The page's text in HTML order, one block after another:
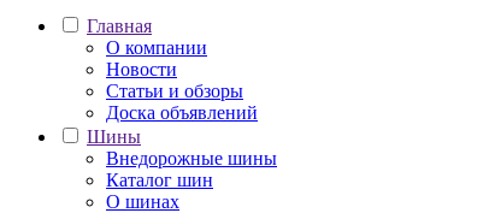
Главная
О компании
Новости
Статьи и обзоры
Доска объявлений
Шины
Внедорожные шины
Каталог шин
О шинах